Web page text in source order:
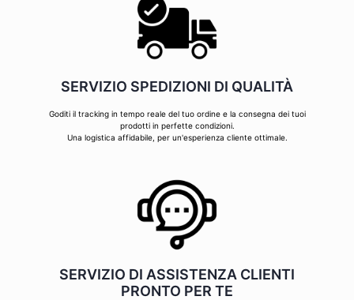
SERVIZIO SPEDIZIONI DI QUALITÀ
Goditi il tracking in tempo reale del tuo ordine e la consegna dei tuoi
prodotti in perfette condizioni.
Una logistica affidabile, per un'esperienza cliente ottimale.
SERVIZIO DI ASSISTENZA CLIENTI
PRONTO PER TE